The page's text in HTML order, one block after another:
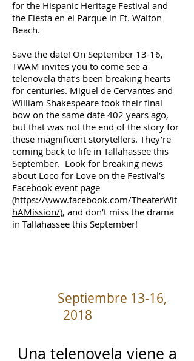
for the Hispanic Heritage Festival and
the Fiesta en el Parque in Ft. Walton
Beach.
Save the date! On September 13-16,
TWAM invites you to come see a
telenovela that’s been breaking hearts
for centuries. Miguel de Cervantes and
William Shakespeare took their final
bow on the same date 402 years ago,
but that was not the end of the story for
these magnificent storytellers. They’re
coming back to life in Tallahassee this
September. Look for breaking news
about Loco for Love on the Festival’s
Facebook event page
(https://www.facebook.com/TheaterWit
hAMission/), and don’t miss the drama
in Tallahassee this September!
Septiembre 13-16,
2018
Una telenovela viene a